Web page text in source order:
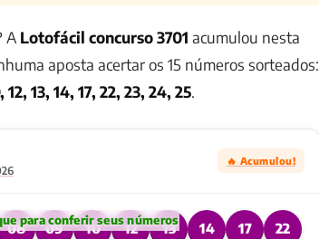
A Lotofácil concurso 3701 acumulou nesta
aposta acertar os 15 números sorteados:
13, 14, 17, 22, 23, 24, 25.
🔥 Acumulou!
08 09 10 12 13 14 17 22